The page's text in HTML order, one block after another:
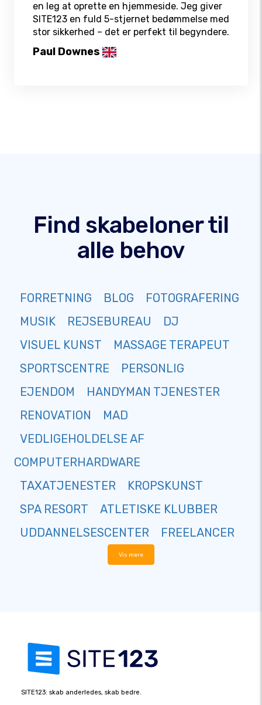
en leg at oprette en hjemmeside. Jeg giver
SITE123 en fuld 5-stjernet bedømmelse med
stor sikkerhed – det er perfekt til begyndere.
Paul Downes
Find skabeloner til
alle behov
FORRETNING BLOG
FOTOGRAFERING
MUSIK
REJSEBUREAU
DJ
VISUEL KUNST
MASSAGE TERAPEUT
SPORTSCENTRE
PERSONLIG
EJENDOM
HANDYMAN TJENESTER
RENOVATION
MAD
VEDLIGEHOLDELSE AF
COMPUTERHARDWARE
TAXATJENESTER
KROPSKUNST
SPA RESORT
ATLETISKE KLUBBER
UDDANNELSESCENTER
FREELANCER
Vis mere
SITE123: skab anderledes, skab bedre.